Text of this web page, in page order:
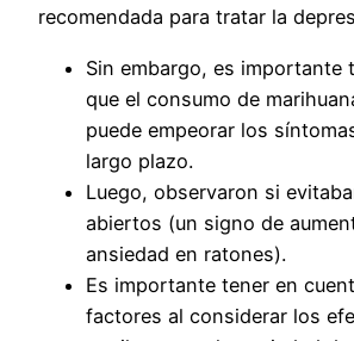
recomendada para tratar la
Sin embargo, es importante
que el consumo de
puede empeorar los
largo plazo.
Luego, observaron si
abiertos (un signo de
ansiedad en ratones).
Es importante tener en
factores al considerar los